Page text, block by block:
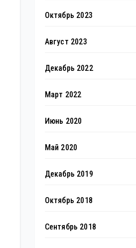
Октябрь 2023
Август 2023
Декабрь 2022
Март 2022
Июнь 2020
Май 2020
Декабрь 2019
Октябрь 2018
Сентябрь 2018